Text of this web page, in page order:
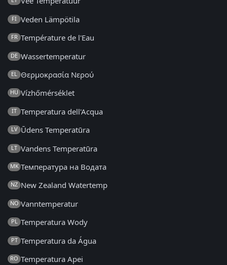
FI Veden Lämpötila
FR Température de l'Eau
DE Wassertemperatur
EL Θερμοκρασία Νερού
HU Vízhőmérséklet
IT Temperatura dell'Acqua
LV Ūdens Temperatūra
LT Vandens Temperatūra
MK Температура на Водата
NZ New Zealand Watertemp
NO Vanntemperatur
PL Temperatura Wody
PT Temperatura da Água
RO Temperatura Apei